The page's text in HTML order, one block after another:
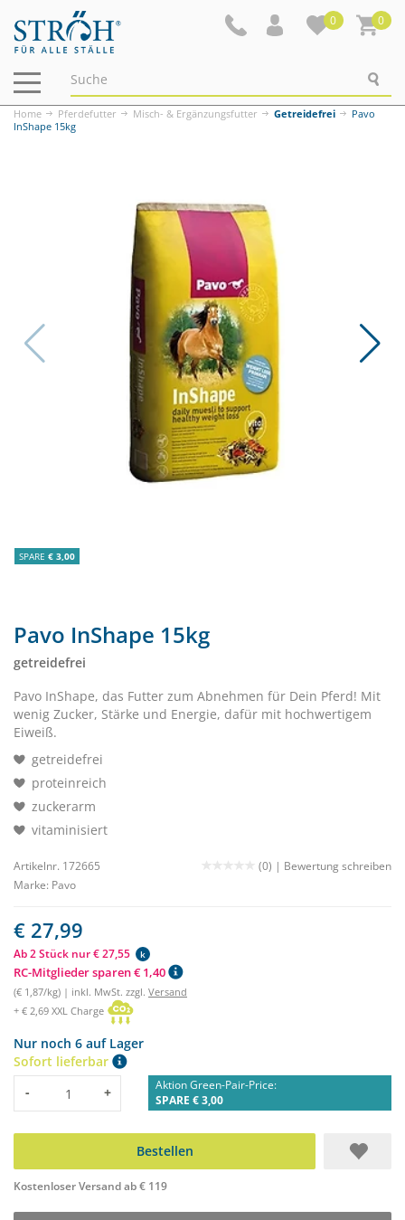
0 0
Navigation
ein-/ausblenden
Home Pferdefutter Misch- & Ergänzungsfutter Getreidefrei
Pavo
InShape 15kg
SPARE € 3,00
Pavo InShape 15kg
getreidefrei
Pavo InShape, das Futter zum Abnehmen für Dein Pferd! Mit
wenig Zucker, Stärke und Energie, dafür mit hochwertigem
Eiweiß.
getreidefrei
proteinreich
zuckerarm
vitaminisiert
Artikelnr. 172665 (0) | Bewertung schreiben
Marke: Pavo
€ 27,99
Ab 2 Stück nur € 27,55 k
RC-Mitglieder sparen € 1,40
(€ 1,87/kg) | inkl. MwSt. zzgl. Versand
+ € 2,69 XXL Charge
Nur noch 6 auf Lager
Sofort lieferbar
Menge
- +
Aktion Green-Pair-Price:
SPARE € 3,00
Bestellen
Kostenloser Versand ab € 119